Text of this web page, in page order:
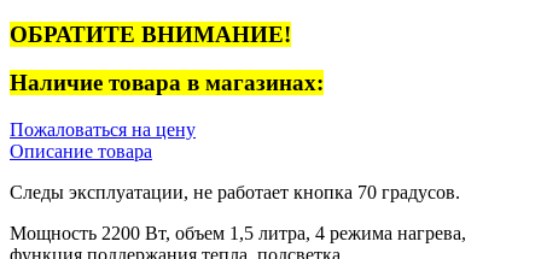
ОБРАТИТЕ ВНИМАНИЕ!
Наличие товара в магазинах:
Пожаловаться на цену
Описание товара
Следы эксплуатации, не работает кнопка 70 градусов.
Мощность 2200 Вт, объем 1,5 литра, 4 режима нагрева,